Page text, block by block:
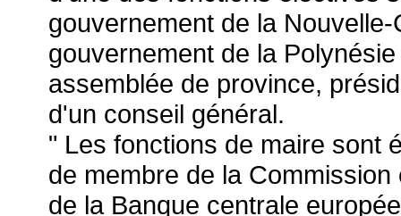
gouvernement de la
gouvernement de la
assemblée de province,
d'un conseil général.
" Les fonctions de maire sont
de membre de la
de la Banque centrale